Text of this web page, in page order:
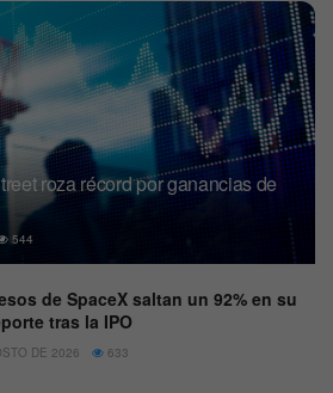
roza récord por ganancias de
544
de SpaceX saltan un 92% en su
tras la IPO
DE 2026 633